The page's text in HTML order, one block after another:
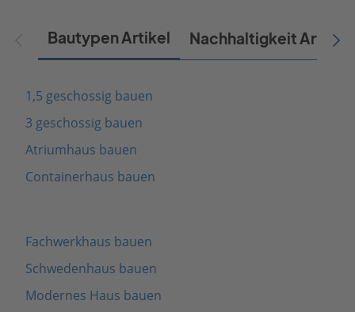
Bautypen Artikel Nachhaltigkeit Artikel
1,5 geschossig bauen
3 geschossig bauen
Atriumhaus bauen
Containerhaus bauen
Fachwerkhaus bauen
Schwedenhaus bauen
Modernes Haus bauen